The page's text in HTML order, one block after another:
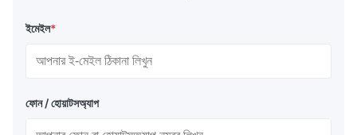
ইমেইল*
ফোন / হোয়াটসঅ্যাপ